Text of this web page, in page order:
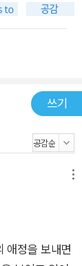
쓰기
애정을 보내면